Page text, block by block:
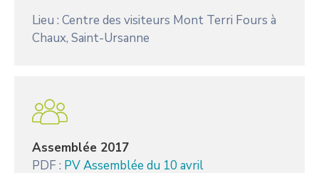
Lieu : Centre des visiteurs Mont Terri Fours à
Chaux, Saint-Ursanne
Assemblée 2017
PDF : PV Assemblée du 10 avril